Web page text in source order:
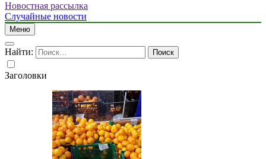
Новостная рассылка
Случайные новости
Меню
Найти:
Заголовки